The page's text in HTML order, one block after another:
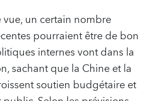
un certain nombre
pourraient être de bon
internes vont dans la
sachant que la Chine et la
soutien budgétaire et